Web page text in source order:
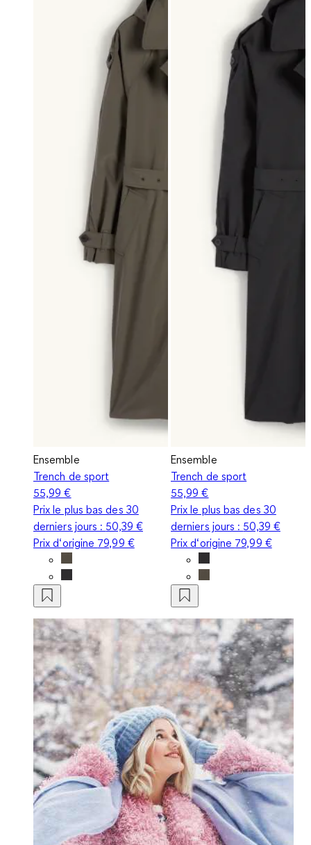
Ensemble
Trench de sport
55,99 €
Prix le plus bas des 30
derniers jours : 50,39 €
Prix d‘origine 79,99 €
Ensemble
Trench de sport
55,99 €
Prix le plus bas des 30
derniers jours : 50,39 €
Prix d‘origine 79,99 €